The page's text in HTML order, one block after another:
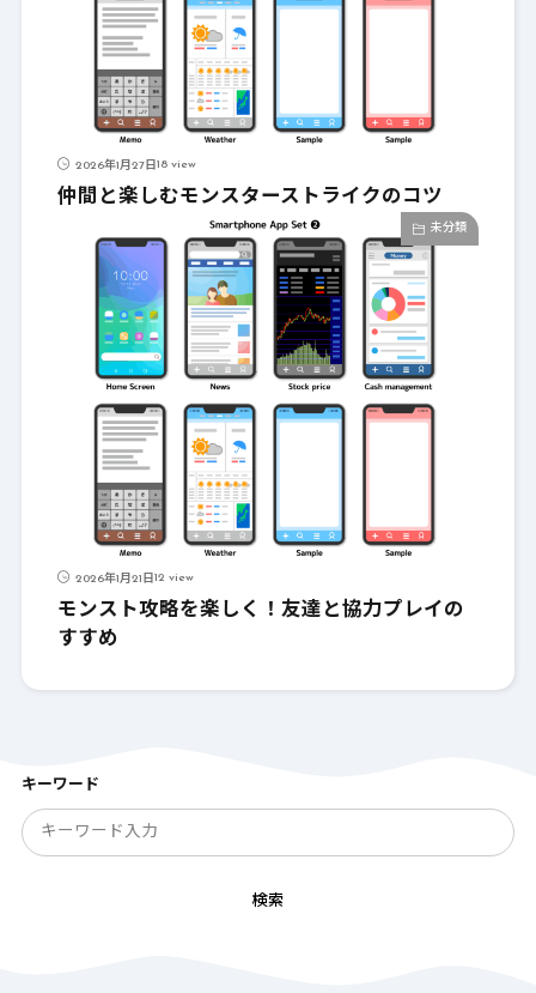
2026年1月27日18 view
仲間と楽しむモンスターストライクのコツ
未分類
2026年1月21日12 view
モンスト攻略を楽しく！友達と協力プレイの
すすめ
キーワード
検索